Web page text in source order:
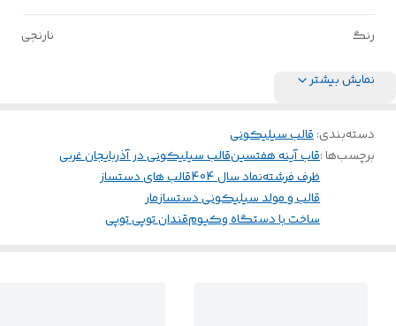
رنگ نارنجی
نمایش بیشتر
دسته‌بندی:قالب سیلیکونی
برچسب‌ها :قاب آینه هفتسینقالب سیلیکونی در آذربایجان غربی
ظرف فرشتهنماد سال 404
قالب های دستساز
قالب و مولد سیلیکونی دستسازمار
ساخت با دستگاه وکیومقندان توپی توپی